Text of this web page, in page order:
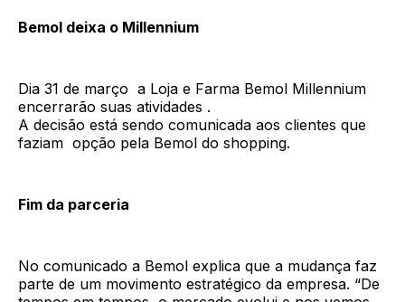
Bemol deixa o Millennium
Dia 31 de março a Loja e Farma Bemol Millennium
encerrarão suas atividades .
A decisão está sendo comunicada aos clientes que
faziam opção pela Bemol do shopping.
Fim da parceria
No comunicado a Bemol explica que a mudança faz
parte de um movimento estratégico da empresa. “De